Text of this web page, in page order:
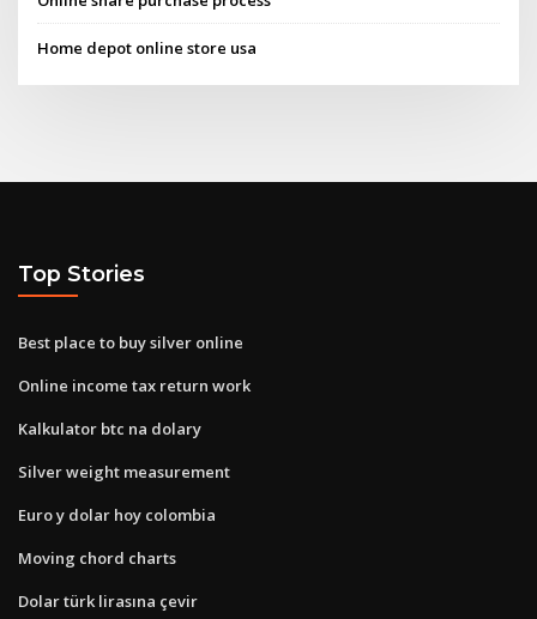
Home depot online store usa
Top Stories
Best place to buy silver online
Online income tax return work
Kalkulator btc na dolary
Silver weight measurement
Euro y dolar hoy colombia
Moving chord charts
Dolar türk lirasına çevir